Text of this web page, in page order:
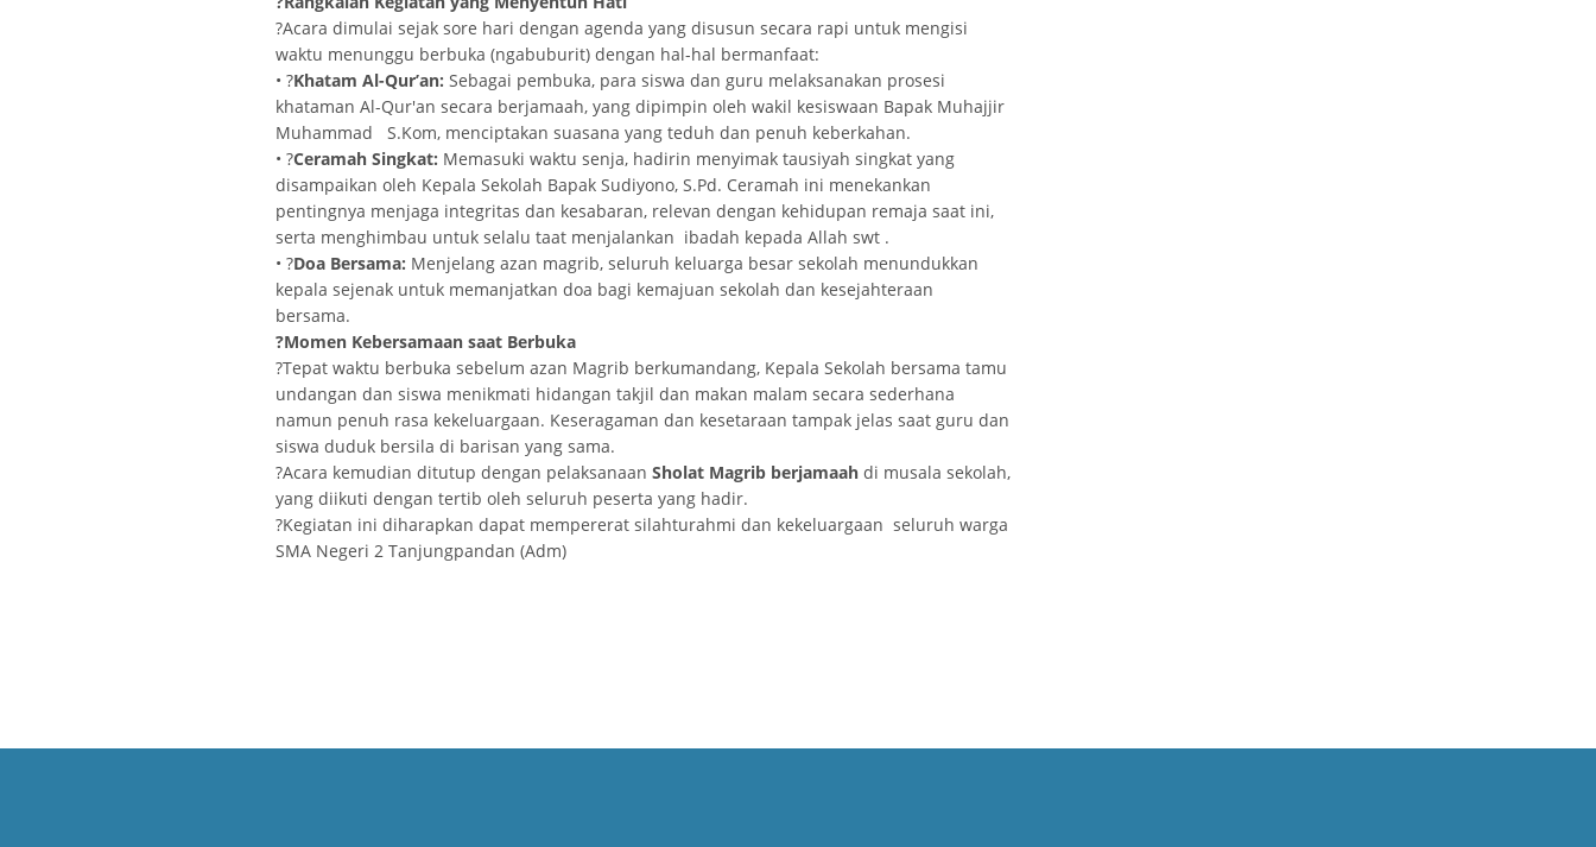
?Acara dimulai sejak sore hari dengan agenda yang disusun secara rapi untuk mengisi
waktu menunggu berbuka (ngabuburit) dengan hal-hal bermanfaat:
• ?Khatam Al-Qur’an: Sebagai pembuka, para siswa dan guru melaksanakan prosesi
khataman Al-Qur'an secara berjamaah, yang dipimpin oleh wakil kesiswaan Bapak Muhajjir
Muhammad S.Kom, menciptakan suasana yang teduh dan penuh keberkahan.
• ?Ceramah Singkat: Memasuki waktu senja, hadirin menyimak tausiyah singkat yang
disampaikan oleh Kepala Sekolah Bapak Sudiyono, S.Pd. Ceramah ini menekankan
pentingnya menjaga integritas dan kesabaran, relevan dengan kehidupan remaja saat ini,
serta menghimbau untuk selalu taat menjalankan ibadah kepada Allah swt .
• ?Doa Bersama: Menjelang azan magrib, seluruh keluarga besar sekolah menundukkan
kepala sejenak untuk memanjatkan doa bagi kemajuan sekolah dan kesejahteraan
bersama.
?Momen Kebersamaan saat Berbuka
?Tepat waktu berbuka sebelum azan Magrib berkumandang, Kepala Sekolah bersama tamu
undangan dan siswa menikmati hidangan takjil dan makan malam secara sederhana
namun penuh rasa kekeluargaan. Keseragaman dan kesetaraan tampak jelas saat guru dan
siswa duduk bersila di barisan yang sama.
?Acara kemudian ditutup dengan pelaksanaan Sholat Magrib berjamaahdi musala sekolah,
yang diikuti dengan tertib oleh seluruh peserta yang hadir.
?Kegiatan ini diharapkan dapat mempererat silahturahmi dan kekeluargaan seluruh warga
SMA Negeri 2 Tanjungpandan (Adm)